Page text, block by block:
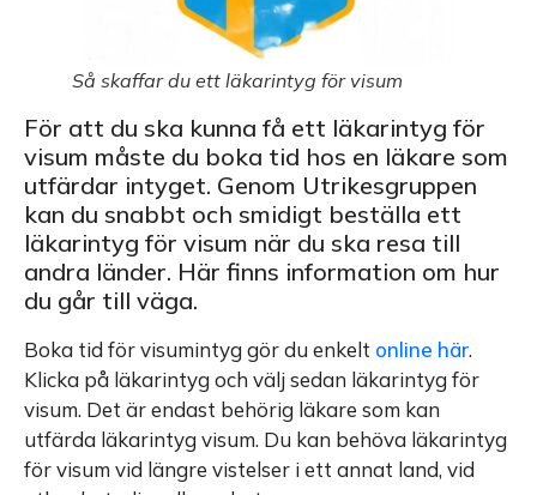
Så skaffar du ett läkarintyg för visum
För att du ska kunna få ett läkarintyg för
visum måste du boka tid hos en läkare som
utfärdar intyget. Genom Utrikesgruppen
kan du snabbt och smidigt beställa ett
läkarintyg för visum när du ska resa till
andra länder. Här finns information om hur
du går till väga.
Boka tid för visumintyg gör du enkelt online här.
Klicka på läkarintyg och välj sedan läkarintyg för
visum. Det är endast behörig läkare som kan
utfärda läkarintyg visum. Du kan behöva läkarintyg
för visum vid längre vistelser i ett annat land, vid